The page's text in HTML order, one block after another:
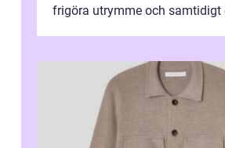
frigöra utrymme och samtidigt